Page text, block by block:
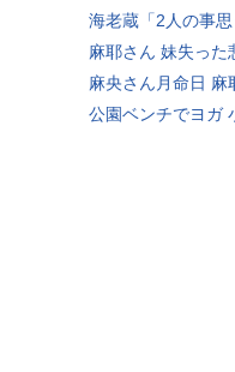
海老蔵「2人の事思
麻耶さん 妹失った
麻央さん月命日 麻
公園ベンチでヨガ